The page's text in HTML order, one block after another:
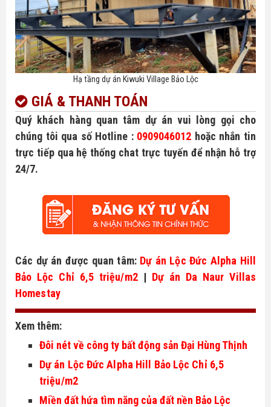
Hạ tầng dự án Kiwuki Village Bảo Lộc
GIÁ & THANH TOÁN
Quý khách hàng quan tâm dự án vui lòng gọi cho
chúng tôi qua số Hotline : 0909046012 hoặc nhắn tin
trực tiếp qua hệ thống chat trực tuyến để nhận hỗ trợ
24/7.
Các dự án được quan tâm: Dự án Lộc Đức Alpha Hill
Bảo Lộc Chỉ 6,5 triệu/m2 | Dự án Da Naur Villas
Homestay
Xem thêm:
Đôi nét về công ty bất động sản Đại Hùng Thịnh
Dự án Lộc Đức Alpha Hill Bảo Lộc Chỉ 6,5
triệu/m2
Miền đất hứa tìm năng của đất nền Bảo Lộc